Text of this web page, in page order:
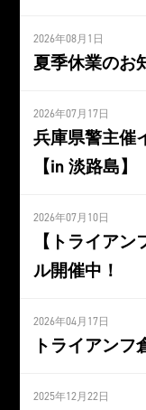
2026年08月1日
夏季休業のお
2026年07月17日
兵庫県警主催
【in 淡路島】
2026年07月10日
【トライア
ル開催中！
2026年04月17日
トライアン
2025年12月22日